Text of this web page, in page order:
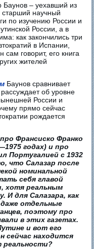
Баунов – уехавший из
старший научный
по изучению России и
России, а в
как закончились три
в Испании,
сам говорит, его книга
жителей
Баунов сравнивает
об уровне
России и
прямо сейчас
рождается
Франсиско Франко
годах) и про
Португалией с 1932
что Салазар после
номинальной
себя главой
хотя реальным
И для Салазара, как
отдельные
поэтому про
в этих газетах.
и вот его
сейчас находится
реальности?